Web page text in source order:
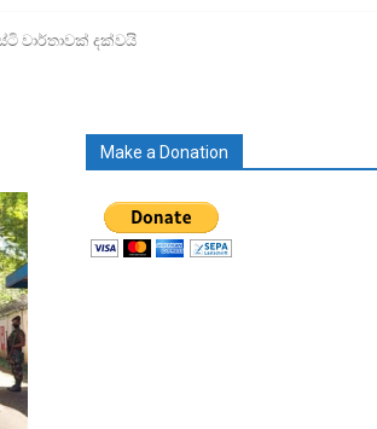
වාර්තාවක් දක්වයි
Make a Donation